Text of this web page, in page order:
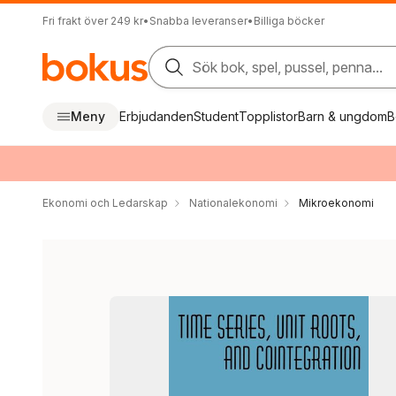
Fri frakt över 249 kr• Snabba leveranser• Billiga böcker
Sök bok, spel, pussel, penna...
Meny ErbjudandenStudentTopplistorBarn & ungdom
Ekonomi och Ledarskap Nationalekonomi Mikroekonomi